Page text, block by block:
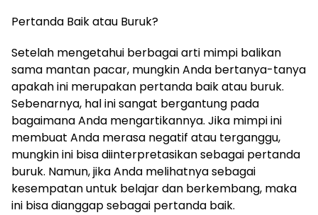
Pertanda Baik atau Buruk?
Setelah mengetahui berbagai arti mimpi balikan
sama mantan pacar, mungkin Anda bertanya-tanya
apakah ini merupakan pertanda baik atau buruk.
Sebenarnya, hal ini sangat bergantung pada
bagaimana Anda mengartikannya. Jika mimpi ini
membuat Anda merasa negatif atau terganggu,
mungkin ini bisa diinterpretasikan sebagai pertanda
buruk. Namun, jika Anda melihatnya sebagai
kesempatan untuk belajar dan berkembang, maka
ini bisa dianggap sebagai pertanda baik.